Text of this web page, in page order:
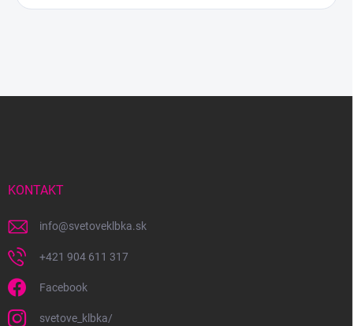
KONTAKT
info@svetoveklbka.sk
+421 904 611 317
Facebook
svetove_klbka/